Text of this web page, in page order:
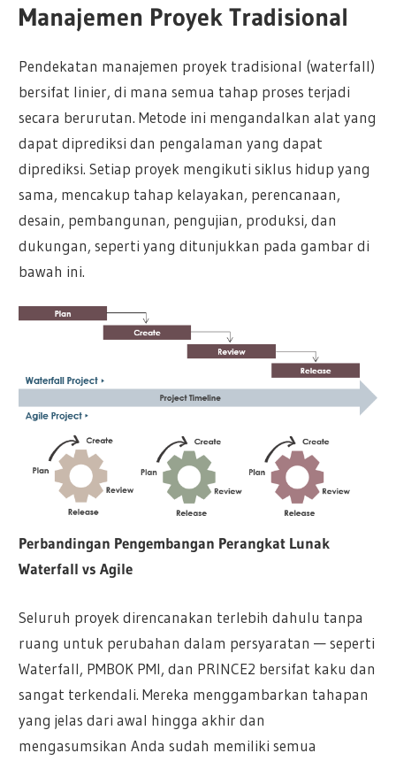
Manajemen Proyek Tradisional
Pendekatan manajemen proyek tradisional (waterfall)
bersifat linier, di mana semua tahap proses terjadi
secara berurutan. Metode ini mengandalkan alat yang
dapat diprediksi dan pengalaman yang dapat
diprediksi. Setiap proyek mengikuti siklus hidup yang
sama, mencakup tahap kelayakan, perencanaan,
desain, pembangunan, pengujian, produksi, dan
dukungan, seperti yang ditunjukkan pada gambar di
bawah ini.
Perbandingan Pengembangan Perangkat Lunak
Waterfall vs Agile
Seluruh proyek direncanakan terlebih dahulu tanpa
ruang untuk perubahan dalam persyaratan — seperti
Waterfall, PMBOK PMI, dan PRINCE2 bersifat kaku dan
sangat terkendali. Mereka menggambarkan tahapan
yang jelas dari awal hingga akhir dan
mengasumsikan Anda sudah memiliki semua